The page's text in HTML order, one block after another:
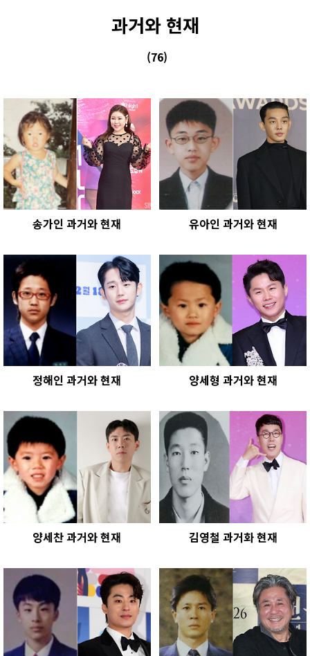
과거와 현재
(76)
송가인 과거와 현재 유아인 과거와 현재
정해인 과거와 현재 양세형 과거와 현재
양세찬 과거와 현재 김영철 과거화 현재